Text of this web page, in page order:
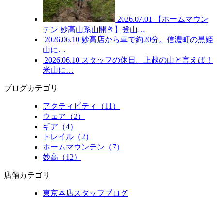
2026.07.01
【ホームマウン
テン 妙高山系山開き】登山…
2026.06.10 妙高店から車で約20分。信濃町の黒姫
山に…
2026.06.10 スタッフの休日。上越の山と言えば！
米山に…
ブログカテゴリ
アクティビティ（11）
ウェア（2）
ギア（4）
トレイル（2）
ホームマウンテン（7）
妙高（12）
店舗カテゴリ
東京本店スタッフブログ